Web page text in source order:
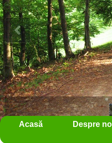
Acasă Despre